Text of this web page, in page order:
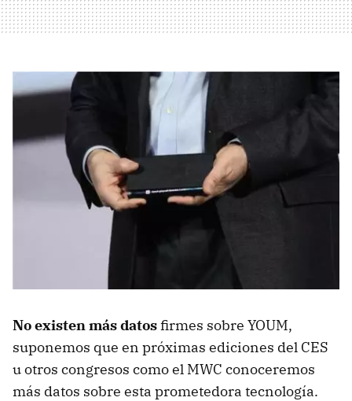
No existen más datosfirmes sobre YOUM,
suponemos que en próximas ediciones del CES
u otros congresos como el MWC conoceremos
más datos sobre esta prometedora tecnología.